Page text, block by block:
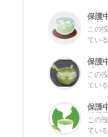
保護
資材...
この
てい
保護
「急
この
てい
保護
啓発
この
てい